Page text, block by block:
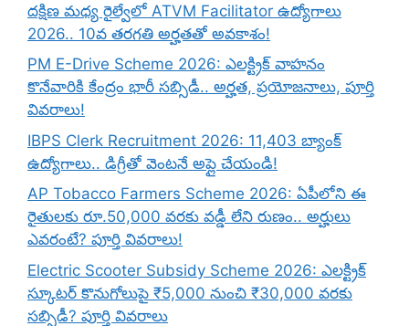
దక్షిణ మధ్య రైల్వేలో ATVM Facilitator ఉద్యోగాలు
2026.. 10వ తరగతి అర్హతతో అవకాశం!
PM E-Drive Scheme 2026: ఎలక్ట్రిక్ వాహనం
కొనేవారికి కేంద్రం భారీ సబ్సిడీ.. అర్హత, ప్రయోజనాలు, పూర్తి
వివరాలు!
IBPS Clerk Recruitment 2026: 11,403 బ్యాంక్
ఉద్యోగాలు.. డిగ్రీతో వెంటనే అప్లై చేయండి!
AP Tobacco Farmers Scheme 2026: ఏపీలోని ఈ
రైతులకు రూ.50,000 వరకు వడ్డీ లేని రుణం.. అర్హులు
ఎవరంటే? పూర్తి వివరాలు!
Electric Scooter Subsidy Scheme 2026: ఎలక్ట్రిక్
స్కూటర్ కొనుగోలుపై ₹5,000 నుంచి ₹30,000 వరకు
సబ్సిడీ? పూర్తి వివరాలు